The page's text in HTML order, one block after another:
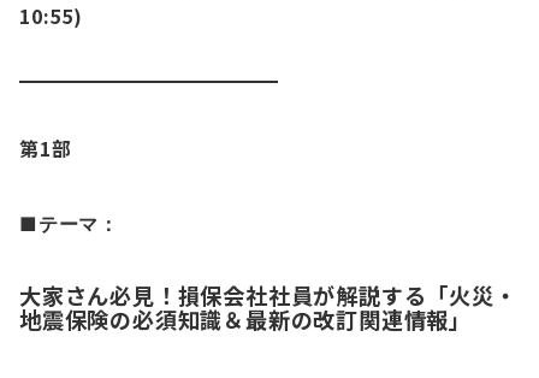
10:55)
第1部
■テーマ：
大家さん必見！損保会社社員が解説する「火災・
地震保険の必須知識＆最新の改訂関連情報」